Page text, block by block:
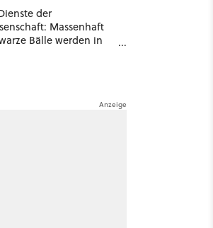
der
Massenhaft
Bälle werden in